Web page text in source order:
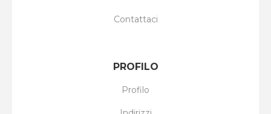
Contattaci
PROFILO
Profilo